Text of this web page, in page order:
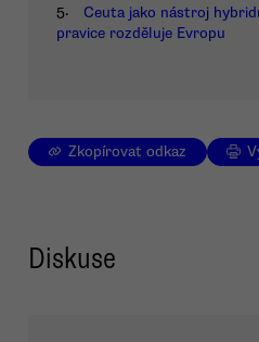
5.
Ceuta jako nástroj
pravice rozděluje Evropu
Zkopírovat odkaz
Diskuse